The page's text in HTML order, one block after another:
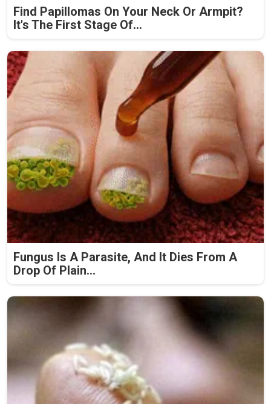
Find Papillomas On Your Neck Or Armpit?
It's The First Stage Of...
Fungus Is A Parasite, And It Dies From A
Drop Of Plain...